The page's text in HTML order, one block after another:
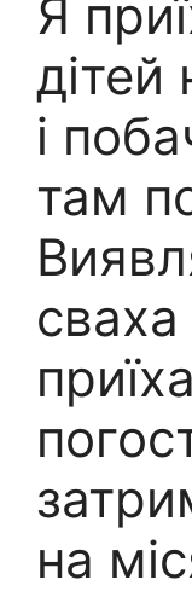
Я
дітей
і
там
на